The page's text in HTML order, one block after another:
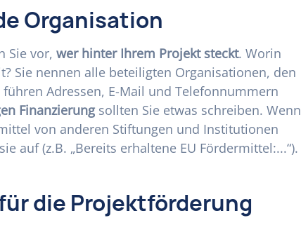
Organisation
Sie vor, wer hinter Ihrem Projekt steckt. Worin
Sie nennen alle beteiligten Organisationen, den
Adressen, E-Mail und Telefonnummern
Finanzierung sollten Sie etwas schreiben. Wenn
von anderen Stiftungen und Institutionen
auf (z.B. „Bereits erhaltene EU Fördermittel:...“).
die Projektförderung